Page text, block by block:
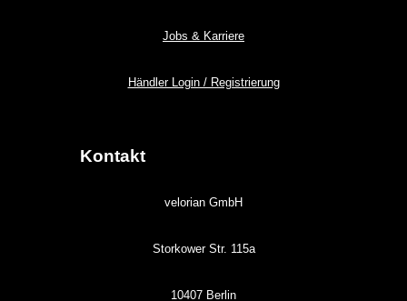
Jobs & Karriere
Händler Login / Registrierung
Kontakt
velorian GmbH
Storkower Str. 115a
10407 Berlin